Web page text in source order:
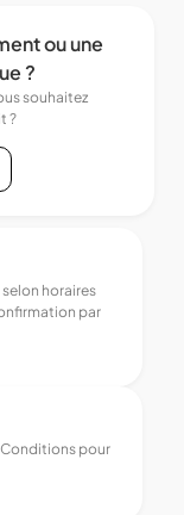
ou une
?
souhaitez
?
horaires
par
Conditions pour